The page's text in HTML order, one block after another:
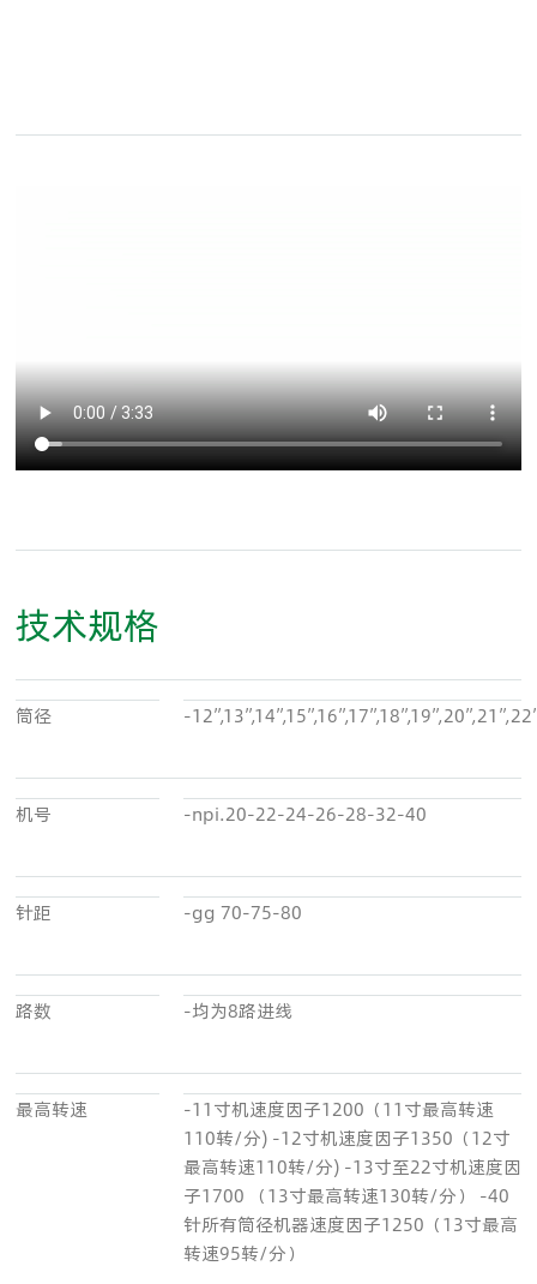
技术规格
筒径 -
机号 -npi.20-22-24-26-28-32-40
针距 -gg 70-75-80
路数 -均为8路进线
最高转速
-11寸机速度因子1200（11寸最高转速
110转/分) -12寸机速度因子1350（12寸
最高转速110转/分) -13寸至22寸机速度因
子1700 （13寸最高转速130转/分） -40
针所有筒径机器速度因子1250（13寸最高
转速95转/分）